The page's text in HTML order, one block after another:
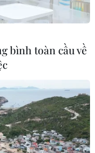
người dân tới tham quan,
các trò chơi may mắn.
(Vietnam+)
bình toàn cầu về